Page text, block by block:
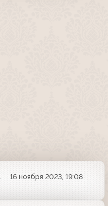
16 ноября 2023, 19:08